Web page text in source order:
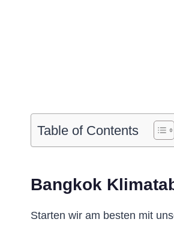
Table of Contents
Bangkok
Starten wir am besten mit